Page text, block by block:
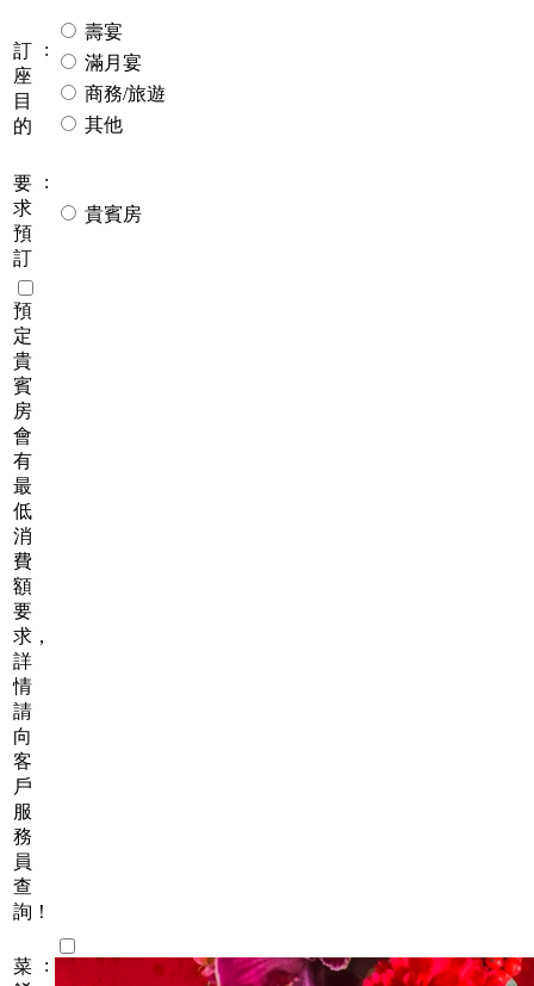
訂
座
目
的
:
壽宴
滿月宴
商務/旅遊
其他
要
求
預
訂
:
貴賓房
預
定
貴
賓
房
會
有
最
低
消
費
額
要
求，
詳
情
請
向
客
戶
服
務
員
查
詢！
菜
: